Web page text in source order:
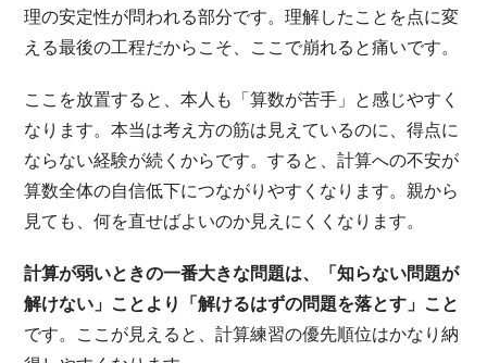
理の安定性が問われる部分です。理解したことを点に変
える最後の工程だからこそ、ここで崩れると痛いです。
ここを放置すると、本人も「算数が苦手」と感じやすく
なります。本当は考え方の筋は見えているのに、得点に
ならない経験が続くからです。すると、計算への不安が
算数全体の自信低下につながりやすくなります。親から
見ても、何を直せばよいのか見えにくくなります。
計算が弱いときの一番大きな問題は、「知らない問題が
解けない」ことより「解けるはずの問題を落とす」こと
です。ここが見えると、計算練習の優先順位はかなり納